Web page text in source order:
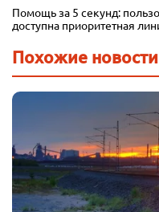
Помощь за 5 секунд:
доступна приоритетная
Похожие новости